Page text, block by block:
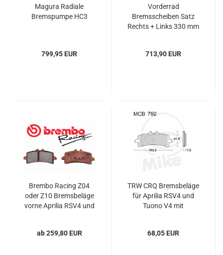
Magura Radiale
Bremspumpe HC3
799,95 EUR
Vorderrad
Bremsscheiben Satz
Rechts + Links 330 mm
713,90 EUR
Brembo Racing Z04
oder Z10 Bremsbeläge
vorne Aprilia RSV4 und
ab 259,80 EUR
TRW CRQ Bremsbeläge
für Aprilia RSV4 und
Tuono V4 mit
68,05 EUR